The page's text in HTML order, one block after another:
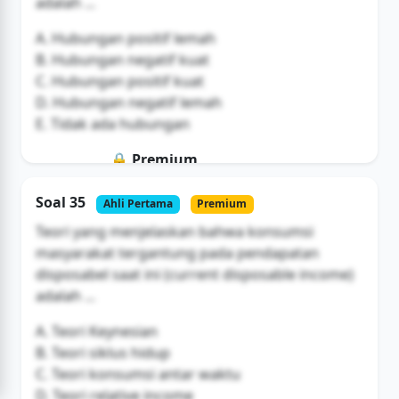
A. Hubungan positif lemah
B. Hubungan negatif kuat
C. Hubungan positif kuat
D. Hubungan negatif lemah
E. Tidak ada hubungan
🔒 Premium
Buka Akses
Soal 35 Ahli Pertama Premium
Teori yang menjelaskan bahwa konsumsi
masyarakat tergantung pada pendapatan
disposabel saat ini (current disposable income)
adalah ...
A. Teori Keynesian
B. Teori siklus hidup
C. Teori konsumsi antar waktu
D. Teori relative income